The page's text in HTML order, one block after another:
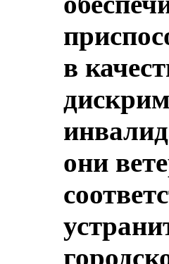
в
они